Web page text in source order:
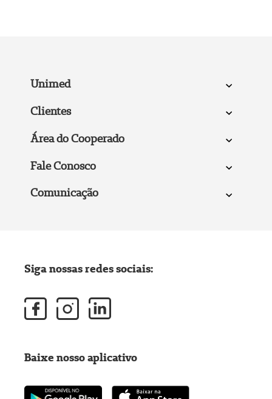
Unimed
Clientes
Área do Cooperado
Fale Conosco
Comunicação
Siga nossas redes sociais:
Baixe nosso aplicativo